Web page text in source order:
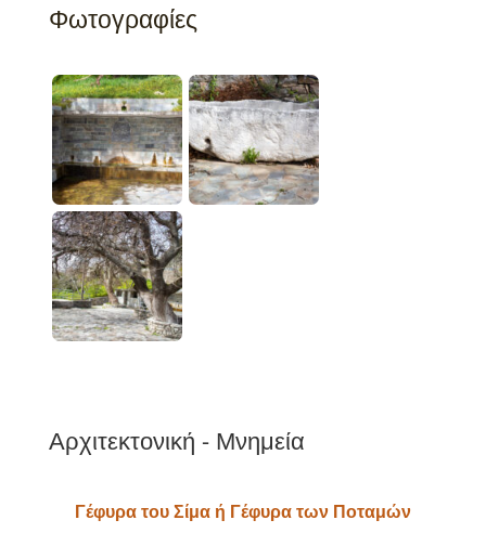
Φωτογραφίες
Αρχιτεκτονική - Μνημεία
Γέφυρα του Σίμα ή Γέφυρα των Ποταμών